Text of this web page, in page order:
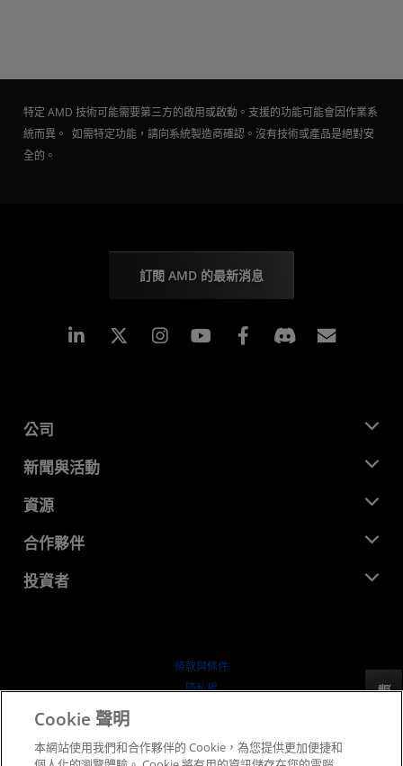
特定 AMD 技術可能需要第三方的啟用或啟動。支援的功能可能會因作業系
統而異。 如需特定功能，請向系統製造商確認。沒有技術或產品是絕對安
全的。
訂閱 AMD 的最新消息
Linkedin Instagram Facebook
公司
關於 AMD
企業責任
招聘
聯絡我們
新聞與活動
新聞室
媒體庫
資源
開發者中心
案例研究
合作夥伴
AMD 合作夥伴中心
投資者
行情走勢
條款與條件
隱私權
公平公開競爭
反馈
Cookie 聲明
本網站使用我們和合作夥伴的 Cookie，為您提供更加便捷和